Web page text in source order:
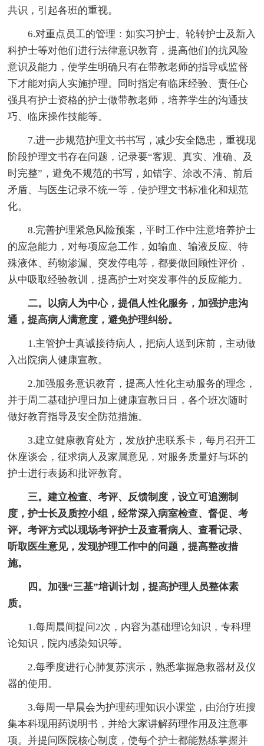
共识，引起各班的重视。
6.对重点员工的管理：如实习护士、轮转护士及新入
科护士等对他们进行法律意识教育，提高他们的抗风险
意识及能力，使学生明确只有在带教老师的指导或监督
下才能对病人实施护理。同时指定有临床经验、责任心
强具有护士资格的护士做带教老师，培养学生的沟通技
巧、临床操作技能等。
7.进一步规范护理文书书写，减少安全隐患，重视现
阶段护理文书存在问题，记录要“客观、真实、准确、及
时完整”，避免不规范的书写，如错字、涂改不清、前后
矛盾、与医生记录不统一等，使护理文书标准化和规范
化。
8.完善护理紧急风险预案，平时工作中注意培养护士
的应急能力，对每项应急工作，如输血、输液反应、特
殊液体、药物渗漏、突发停电等，都要做回顾性评价，
从中吸取经验教训，提高护士对突发事件的反应能力。
二。以病人为中心，提倡人性化服务，加强护患沟
通，提高病人满意度，避免护理纠纷。
1.主管护士真诚接待病人，把病人送到床前，主动做
入出院病人健康宣教。
2.加强服务意识教育，提高人性化主动服务的理念，
并于周二基础护理日加上健康宣教日日，各个班次随时
做好教育指导及安全防范措施。
3.建立健康教育处方，发放护患联系卡，每月召开工
休座谈会，征求病人及家属意见，对服务质量好与坏的
护士进行表扬和批评教育。
三。建立检查、考评、反馈制度，设立可追溯制
度，护士长及质控小组，经常深入病室检查、督促、考
评。考评方式以现场考评护士及查看病人、查看记录、
听取医生意见，发现护理工作中的问题，提高整改措
施。
四。加强“三基”培训计划，提高护理人员整体素
质。
1.每周晨间提问2次，内容为基础理论知识，专科理
论知识，院内感染知识等。
2.每季度进行心肺复苏演示，熟悉掌握急救器材及仪
器的使用。
3.每周一早晨会为护理药理知识小课堂，由治疗班搜
集本科现用药说明书，并给大家讲解药理作用及注意事
项。并提问医院核心制度，使每个护士都能熟练掌握并